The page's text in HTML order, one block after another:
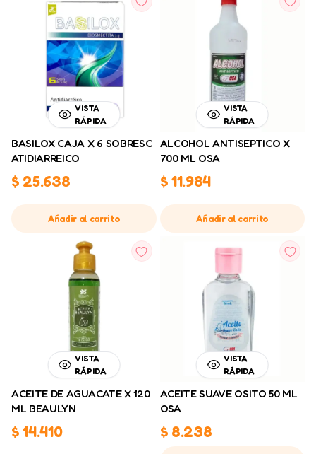
VISTA
RÁPIDA
BASILOX CAJA X 6 SOBRESC
ATIDIARREICO
$ 25.638
Añadir al carrito
VISTA
RÁPIDA
ALCOHOL ANTISEPTICO X
700 ML OSA
$11.984
Añadir al carrito
VISTA
RÁPIDA
ACEITE DE AGUACATE X 120
ML BEAULYN
$14.410
VISTA
RÁPIDA
ACEITE SUAVE OSITO 50 ML
OSA
$ 8.238